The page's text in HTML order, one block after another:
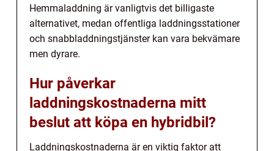
Hemmaladdning är vanligtvis det billigaste
alternativet, medan offentliga laddningsstationer
och snabbladdningstjänster kan vara bekvämare
men dyrare.
Hur påverkar
laddningskostnaderna mitt
beslut att köpa en hybridbil?
Laddningskostnaderna är en viktig faktor att